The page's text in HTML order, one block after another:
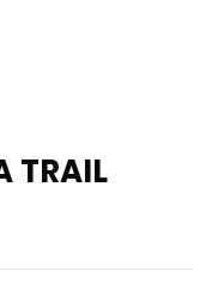
TRAIL